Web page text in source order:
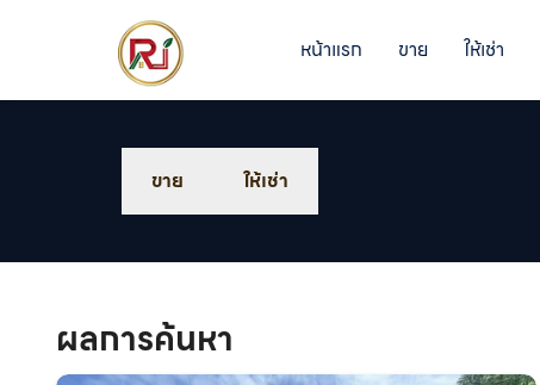
หน้าแรก ขาย ให้เช่า
ขาย ให้เช่า
ผลการค้นหา